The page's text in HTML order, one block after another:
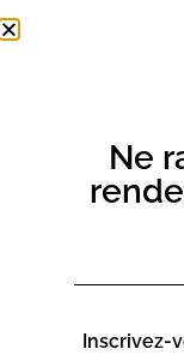
INSCRIPTION
Le jeu continue
Ne
Inscrivez-